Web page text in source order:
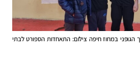
במחוז חיפה צילום: התאחדות הספורט לבתי